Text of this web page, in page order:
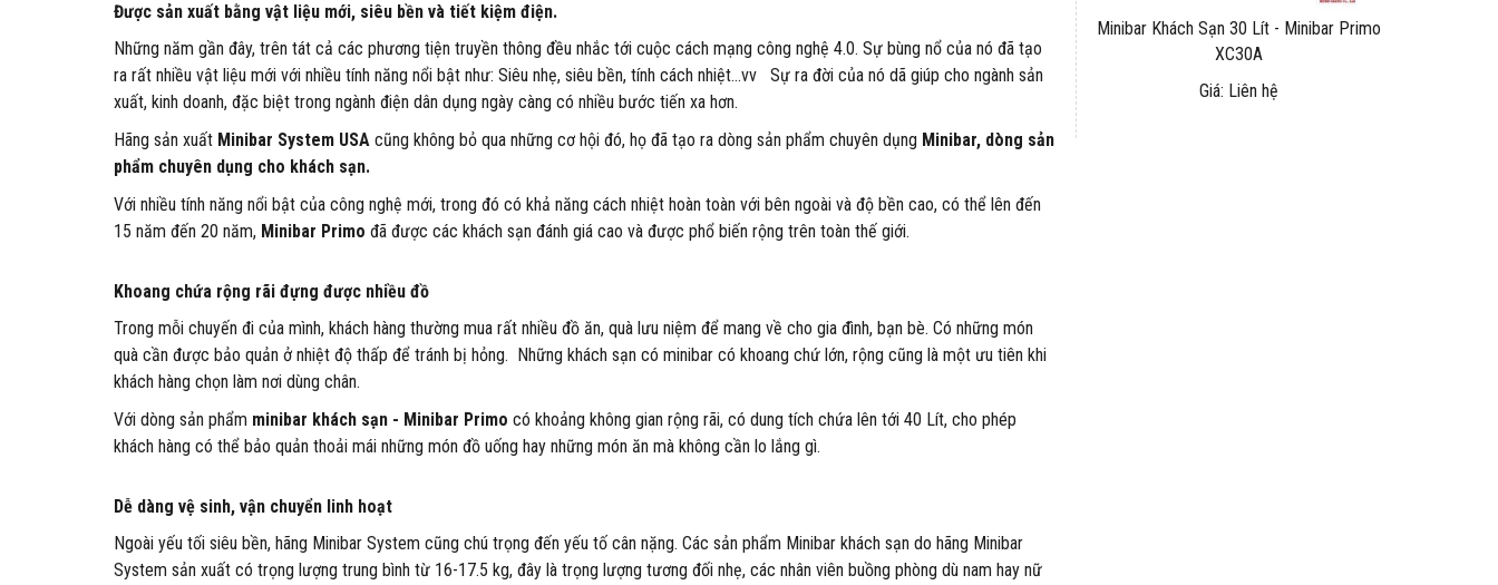
Được sản xuất bằng vật liệu mới, siêu bền và tiết kiệm điện.
Những năm gần đây, trên tát cả các phương tiện truyền thông đều nhắc tới cuộc cách mạng công nghệ 4.0. Sự bùng nổ của nó đã tạo
ra rất nhiều vật liệu mới với nhiều tính năng nổi bật như: Siêu nhẹ, siêu bền, tính cách nhiệt...vv Sự ra đời của nó dã giúp cho ngành sản
xuất, kinh doanh, đặc biệt trong ngành điện dân dụng ngày càng có nhiều bước tiến xa hơn.
Hãng sản xuất Minibar System USA cũng không bỏ qua những cơ hội đó, họ đã tạo ra dòng sản phẩm chuyên dụng Minibar, dòng sản
phẩm chuyên dụng cho khách sạn.
Với nhiều tính năng nổi bật của công nghệ mới, trong đó có khả năng cách nhiệt hoàn toàn với bên ngoài và độ bền cao, có thể lên đến
15 năm đến 20 năm, Minibar Primo đã được các khách sạn đánh giá cao và được phổ biến rộng trên toàn thế giới.
Khoang chứa rộng rãi đựng được nhiều đồ
Trong mỗi chuyến đi của mình, khách hàng thường mua rất nhiều đồ ăn, quà lưu niệm để mang về cho gia đình, bạn bè. Có những món
quà cần được bảo quản ở nhiệt độ thấp để tránh bị hỏng. Những khách sạn có minibar có khoang chứ lớn, rộng cũng là một ưu tiên khi
khách hàng chọn làm nơi dùng chân.
Với dòng sản phẩm minibar khách sạn - Minibar Primo có khoảng không gian rộng rãi, có dung tích chứa lên tới 40 Lít, cho phép
khách hàng có thể bảo quản thoải mái những món đồ uống hay những món ăn mà không cần lo lắng gì.
Dễ dàng vệ sinh, vận chuyển linh hoạt
Ngoài yếu tối siêu bền, hãng Minibar System cũng chú trọng đến yếu tố cân nặng. Các sản phẩm Minibar khách sạn do hãng Minibar
System sản xuất có trọng lượng trung bình từ 16-17.5 kg, đây là trọng lượng tương đối nhẹ, các nhân viên buồng phòng dù nam hay nữ
Minibar Khách Sạn 30 Lít - Minibar Primo
XC30A
Giá: Liên hệ